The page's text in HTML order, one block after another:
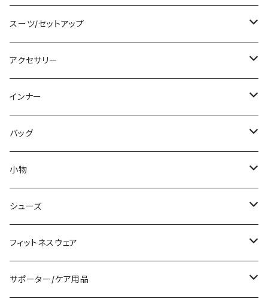
チュニック
ニット/セーター
パーカー
スウェット/トレーナー
その他
レギンス
その他
オールインワン
その他
その他
バンドゥビキニ
ワンピース
ラッシュガード
その他
ミニ/ショート
ミディアム/ミモレ
ロング/マキシ
袖付き
ノースリーブ
パンツドレス
ナイトドレス
その他
スーツ/セットアップ
パンツスーツ
スカートスーツ
その他
アクセサリー
ネックレス
ブレスレット
ピアス
コサージュ
リング
その他
インナー
ブラ/ブラトップ/ベアトップ
ショーツ
タンクトップ/キャミソール
半袖/5分
7分/長袖
バッグ
サブバッグ
クラッチバッグ
トートバッグ
ショルダーバッグ
小物
マフラー/スカーフ/ストール
財布
アクセサリーケース
シューズ
スニーカー
ブーツ
フィットネスウェア
セット販売
サポーター/ケア用品